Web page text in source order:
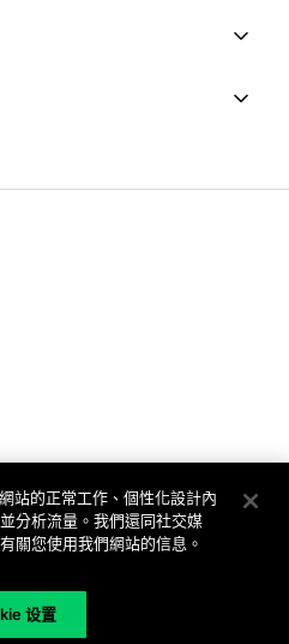
All Rights Reserved
站的正常工作、個性化設計內
分析流量。我們還同社交媒
關您使用我們網站的信息。
设置